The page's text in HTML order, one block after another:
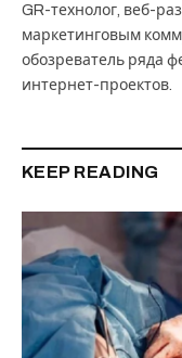
GR-технолог, веб-
маркетинговым
обозреватель ряда
интернет-проектов.
KEEP READING